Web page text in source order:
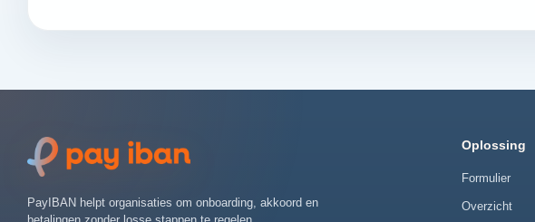
PayIBAN helpt organisaties om onboarding, akkoord en
Oplossing
Formulier
Overzicht